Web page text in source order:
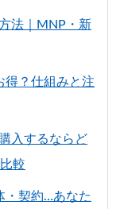
法｜MNP・新
得？仕組みと注
入するならど
較
・契約…あなた